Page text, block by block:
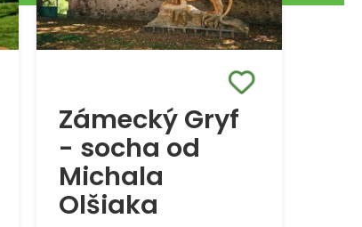
Zámecký Gryf
- socha od
Michala
Olšiaka